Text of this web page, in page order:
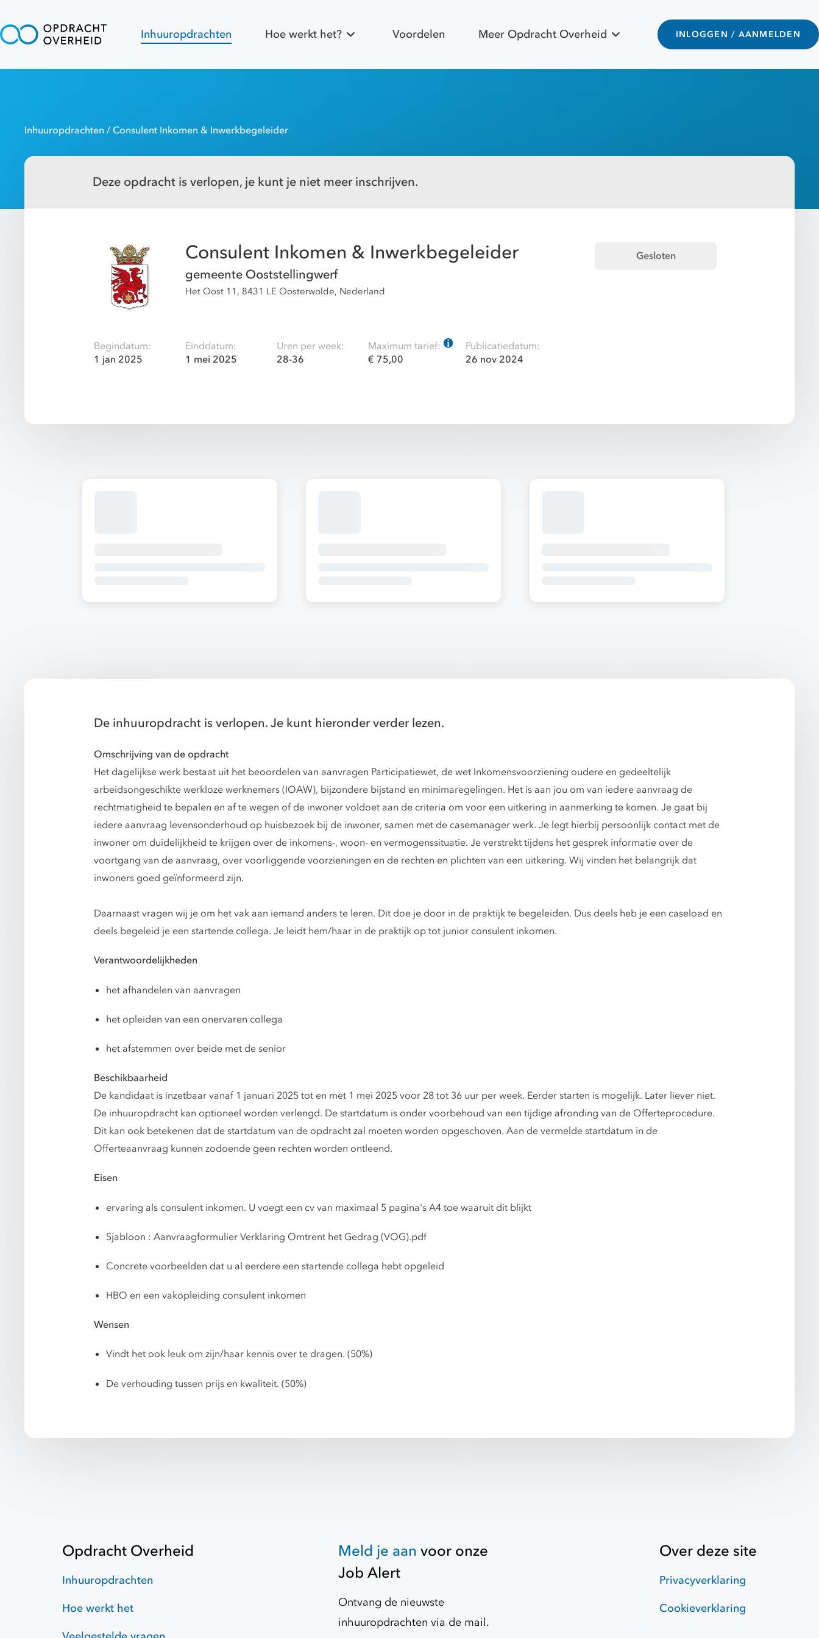
Inhuuropdrachten Hoe werkt het? Voordelen Meer Opdracht Overheid INLOGGEN / AANMELDEN
Inhuuropdrachten / Consulent Inkomen & Inwerkbegeleider
Deze opdracht is verlopen, je kunt je niet meer inschrijven.
Consulent Inkomen & Inwerkbegeleider
gemeente Ooststellingwerf
Het Oost 11, 8431 LE Oosterwolde, Nederland
Gesloten
Begindatum:
1 jan 2025
Einddatum:
1 mei 2025
Uren per week:
28-36
Maximum tarief:
€ 75,00
Publicatiedatum:
26 nov 2024
De inhuuropdracht is verlopen. Je kunt hieronder verder lezen.
Omschrijving van de opdracht
Het dagelijkse werk bestaat uit het beoordelen van aanvragen Participatiewet, de wet Inkomensvoorziening oudere en gedeeltelijk
arbeidsongeschikte werkloze werknemers (IOAW), bijzondere bijstand en minimaregelingen. Het is aan jou om van iedere aanvraag de
rechtmatigheid te bepalen en af te wegen of de inwoner voldoet aan de criteria om voor een uitkering in aanmerking te komen. Je gaat bij
iedere aanvraag levensonderhoud op huisbezoek bij de inwoner, samen met de casemanager werk. Je legt hierbij persoonlijk contact met de
inwoner om duidelijkheid te krijgen over de inkomens-, woon- en vermogenssituatie. Je verstrekt tijdens het gesprek informatie over de
voortgang van de aanvraag, over voorliggende voorzieningen en de rechten en plichten van een uitkering. Wij vinden het belangrijk dat
inwoners goed geïnformeerd zijn.
Daarnaast vragen wij je om het vak aan iemand anders te leren. Dit doe je door in de praktijk te begeleiden. Dus deels heb je een caseload en
deels begeleid je een startende collega. Je leidt hem/haar in de praktijk op tot junior consulent inkomen.
Verantwoordelijkheden
het afhandelen van aanvragen
het opleiden van een onervaren collega
het afstemmen over beide met de senior
Beschikbaarheid
De kandidaat is inzetbaar vanaf 1 januari 2025 tot en met 1 mei 2025 voor 28 tot 36 uur per week. Eerder starten is mogelijk. Later liever niet.
De inhuuropdracht kan optioneel worden verlengd. De startdatum is onder voorbehoud van een tijdige afronding van de Offerteprocedure.
Dit kan ook betekenen dat de startdatum van de opdracht zal moeten worden opgeschoven. Aan de vermelde startdatum in de
Offerteaanvraag kunnen zodoende geen rechten worden ontleend.
Eisen
ervaring als consulent inkomen. U voegt een cv van maximaal 5 pagina's A4 toe waaruit dit blijkt
Sjabloon : Aanvraagformulier Verklaring Omtrent het Gedrag (VOG).pdf
Concrete voorbeelden dat u al eerdere een startende collega hebt opgeleid
HBO en een vakopleiding consulent inkomen
Wensen
Vindt het ook leuk om zijn/haar kennis over te dragen. (50%)
De verhouding tussen prijs en kwaliteit. (50%)
Opdracht Overheid
Inhuuropdrachten
Hoe werkt het
Meld je aan voor onze
Job Alert
Ontvang de nieuwste
inhuuropdrachten via de mail.
Over deze site
Privacyverklaring
Cookieverklaring